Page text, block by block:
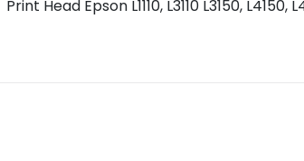
Print Head Epson L1110, L3110 L3150, L4150,